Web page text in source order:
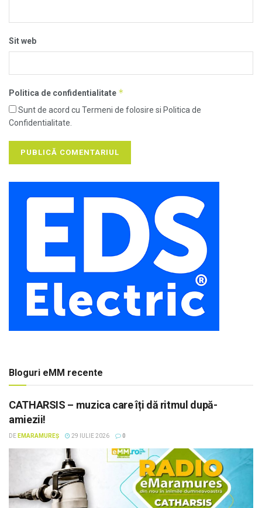
Sit web
Politica de confidentialitate *
Sunt de acord cu Termeni de folosire si Politica de
Confidentialitate.
Bloguri eMM recente
CATHARSIS – muzica care îți dă ritmul după-
amiezii!
DE EMARAMUREȘ 29 IULIE 2026 0